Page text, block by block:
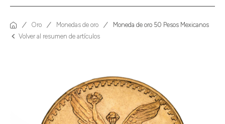
Oro Monedas de oro
Moneda de oro 50 Pesos Mexicanos
Volver al resumen de artículos